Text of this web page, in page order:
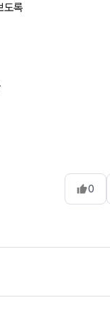
도록
0